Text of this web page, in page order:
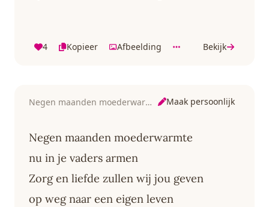
4 Kopieer Afbeelding Bekijk
Negen maanden moederwarmte Maak persoonlijk
Negen maanden moederwarmte
nu in je vaders armen
Zorg en liefde zullen wij jou geven
op weg naar een eigen leven